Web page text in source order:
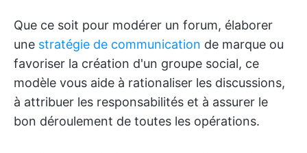
Que ce soit pour modérer un forum, élaborer
une stratégie de communication de marque ou
favoriser la création d'un groupe social, ce
modèle vous aide à rationaliser les discussions,
à attribuer les responsabilités et à assurer le
bon déroulement de toutes les opérations.